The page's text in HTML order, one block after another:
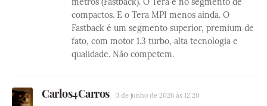
compactos. E o Tera MPI menos ainda. O
Fastback é um segmento superior, premium de
fato, com motor 1.3 turbo, alta tecnologia e
qualidade. Não competem.
Carlos4Carros 3 de junho de 2026 às 12:20